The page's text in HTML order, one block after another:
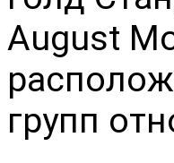
August
групп